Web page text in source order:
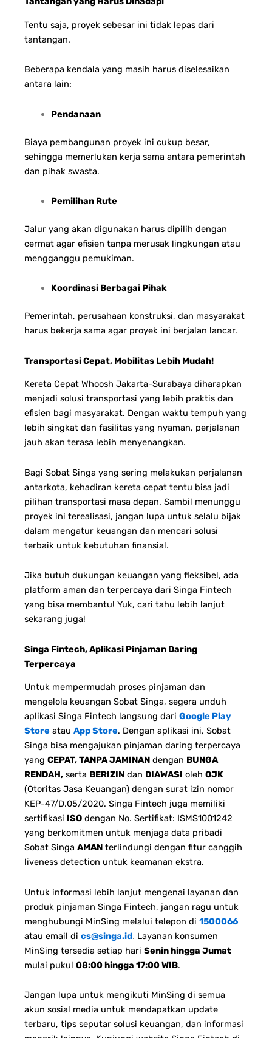
Tentu saja, proyek sebesar ini tidak lepas dari
tantangan.
Beberapa kendala yang masih harus diselesaikan
antara lain:
Pendanaan
Biaya pembangunan proyek ini cukup besar,
sehingga memerlukan kerja sama antara pemerintah
dan pihak swasta.
Pemilihan Rute
Jalur yang akan digunakan harus dipilih dengan
cermat agar efisien tanpa merusak lingkungan atau
mengganggu pemukiman.
Koordinasi Berbagai Pihak
Pemerintah, perusahaan konstruksi, dan masyarakat
harus bekerja sama agar proyek ini berjalan lancar.
Transportasi Cepat, Mobilitas Lebih Mudah!
Kereta Cepat Whoosh Jakarta-Surabaya diharapkan
menjadi solusi transportasi yang lebih praktis dan
efisien bagi masyarakat. Dengan waktu tempuh yang
lebih singkat dan fasilitas yang nyaman, perjalanan
jauh akan terasa lebih menyenangkan.
Bagi Sobat Singa yang sering melakukan perjalanan
antarkota, kehadiran kereta cepat tentu bisa jadi
pilihan transportasi masa depan. Sambil menunggu
proyek ini terealisasi, jangan lupa untuk selalu bijak
dalam mengatur keuangan dan mencari solusi
terbaik untuk kebutuhan finansial.
Jika butuh dukungan keuangan yang fleksibel, ada
platform aman dan terpercaya dari Singa Fintech
yang bisa membantu! Yuk, cari tahu lebih lanjut
sekarang juga!
Singa Fintech, Aplikasi Pinjaman Daring
Terpercaya
Untuk mempermudah proses pinjaman dan
mengelola keuangan Sobat Singa, segera unduh
aplikasi Singa Fintech langsung dari Google Play
Store atau App Store. Dengan aplikasi ini, Sobat
Singa bisa mengajukan pinjaman daring terpercaya
yang CEPAT, TANPA JAMINAN dengan BUNGA
RENDAH, serta BERIZIN dan DIAWASI oleh OJK
(Otoritas Jasa Keuangan) dengan surat izin nomor
KEP-47/D.05/2020. Singa Fintech juga memiliki
sertifikasi ISO dengan No. Sertifikat: ISMS1001242
yang berkomitmen untuk menjaga data pribadi
Sobat Singa AMAN terlindungi dengan fitur canggih
liveness detection untuk keamanan ekstra.
Untuk informasi lebih lanjut mengenai layanan dan
produk pinjaman Singa Fintech, jangan ragu untuk
menghubungi MinSing melalui telepon di 1500066
atau email di cs@singa.id. Layanan konsumen
MinSing tersedia setiap hari Senin hingga Jumat
mulai pukul 08:00 hingga 17:00 WIB.
Jangan lupa untuk mengikuti MinSing di semua
akun sosial media untuk mendapatkan update
terbaru, tips seputar solusi keuangan, dan informasi